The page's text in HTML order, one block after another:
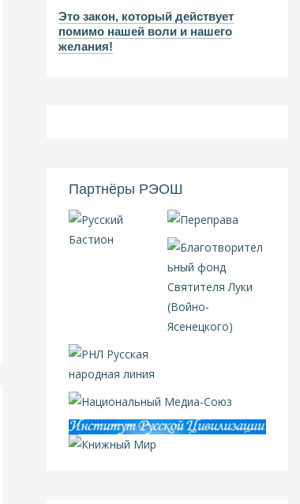
Это закон, который действует
помимо нашей воли и нашего
желания!
Партнёры РЭОШ